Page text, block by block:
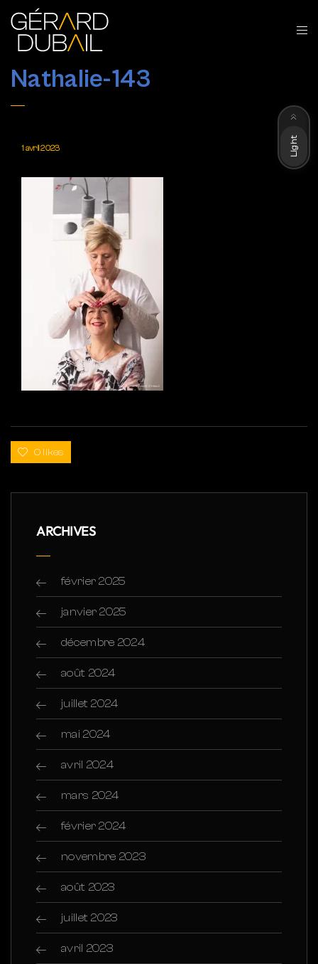
Nathalie-143
1 avril 2023
0 likes
ARCHIVES
février 2025
janvier 2025
décembre 2024
août 2024
juillet 2024
mai 2024
avril 2024
mars 2024
février 2024
novembre 2023
août 2023
juillet 2023
avril 2023
Light
Dark